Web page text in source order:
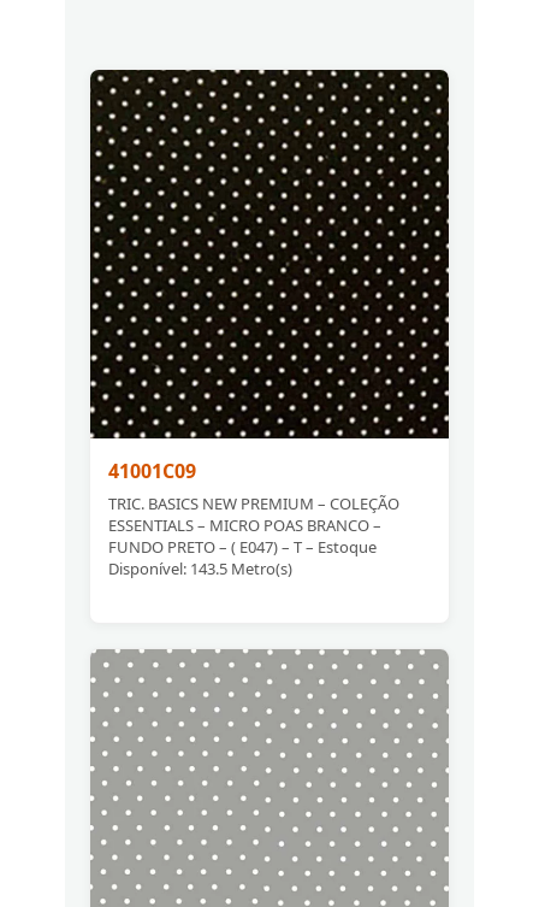
41001C09
TRIC. BASICS NEW PREMIUM – COLEÇÃO
ESSENTIALS – MICRO POAS BRANCO –
FUNDO PRETO – ( E047) – T – Estoque
Disponível: 143.5 Metro(s)